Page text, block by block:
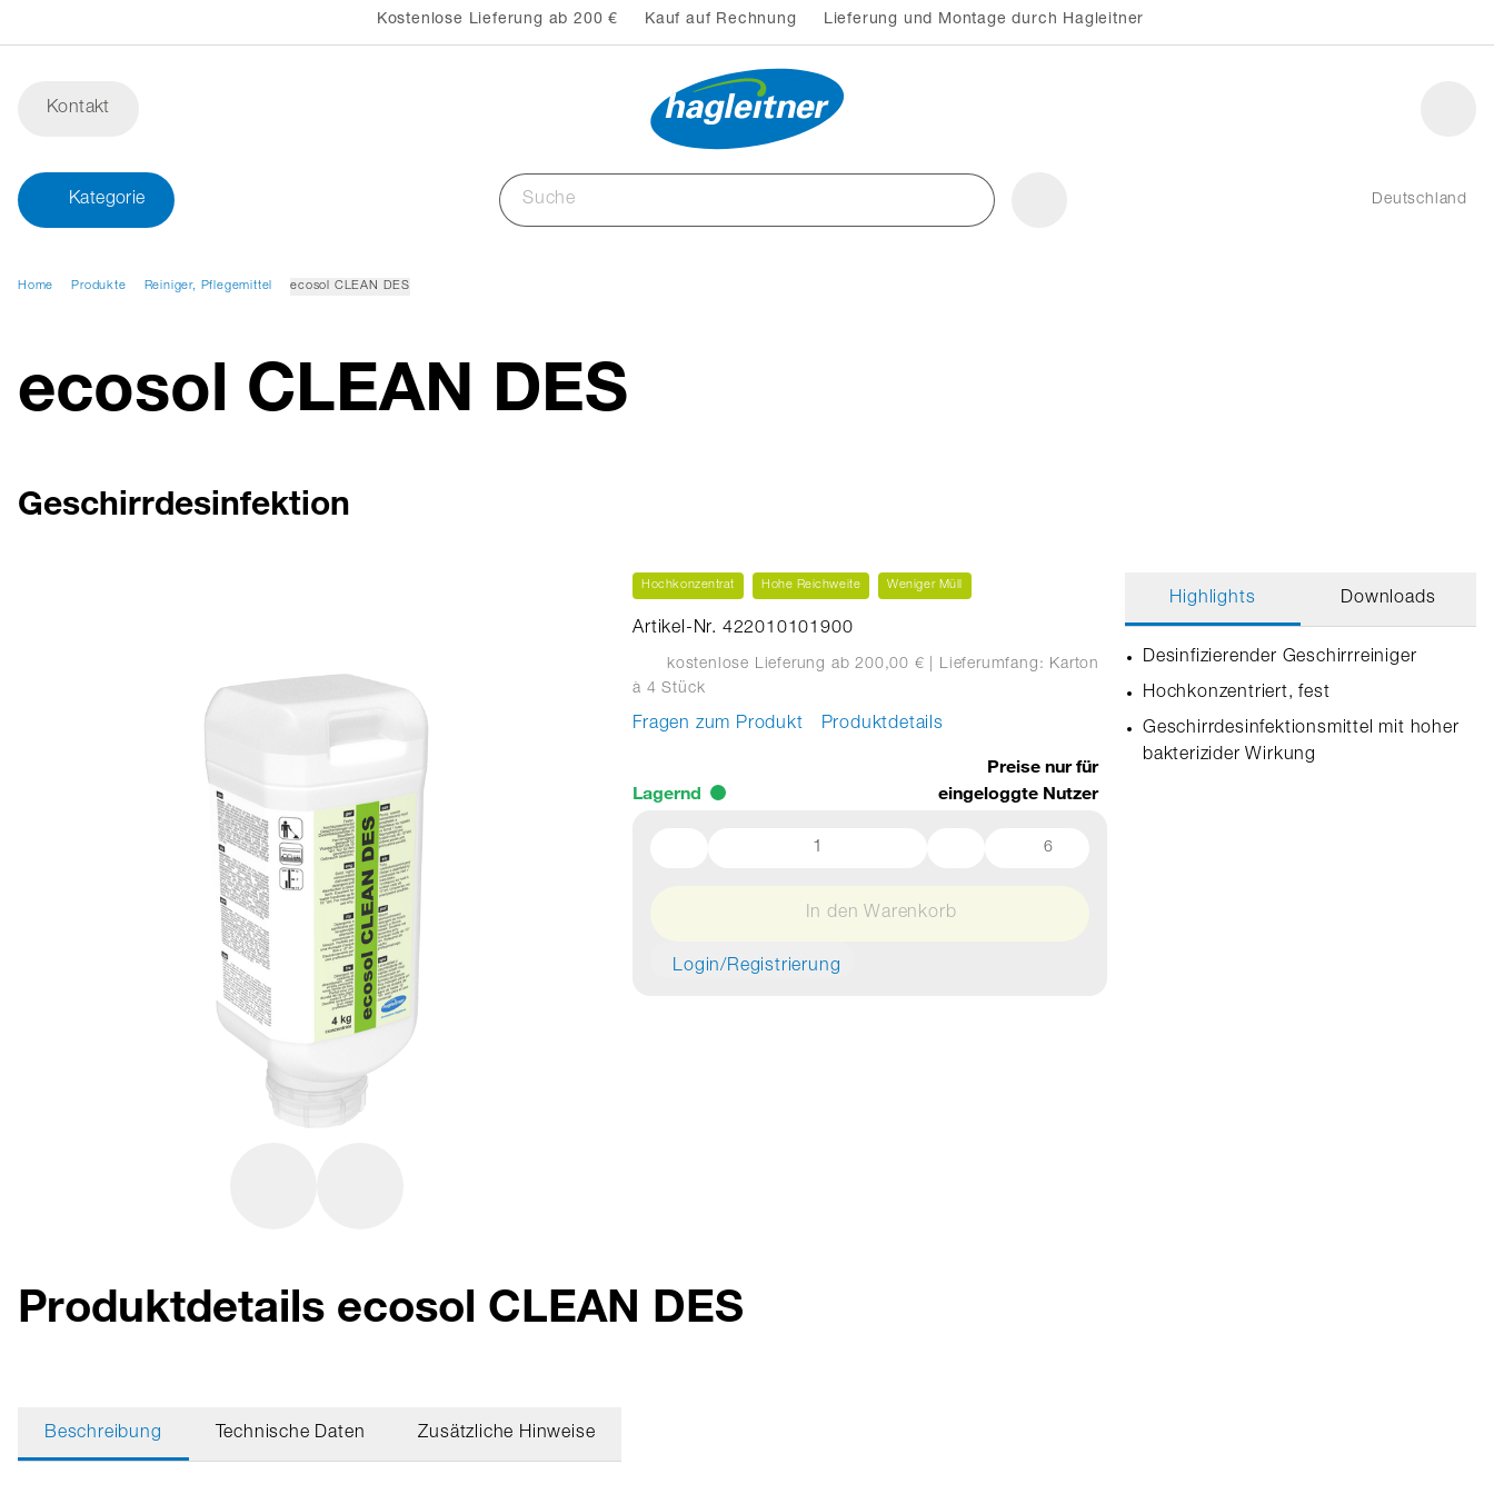
Kostenlose Lieferung ab 200 € Kauf auf Rechnung Lieferung und Montage durch Hagleitner
Kontakt
Kategorie Deutschland
Home Produkte Reiniger, Pflegemittel ecosol CLEAN DES
ecosol CLEAN DES
Geschirrdesinfektion
Hochkonzentrat Hohe Reichweite Weniger Müll
Artikel-Nr. 422010101900
kostenlose Lieferung ab 200,00 € | Lieferumfang: Karton
à 4 Stück
Fragen zum Produkt Produktdetails
Lagernd
Preise nur für
eingeloggte Nutzer
6
In den Warenkorb
Login/Registrierung
Highlights Downloads
Desinfizierender Geschirrreiniger
Hochkonzentriert, fest
Geschirrdesinfektionsmittel mit hoher
bakterizider Wirkung
Produktdetails ecosol CLEAN DES
Beschreibung Technische Daten Zusätzliche Hinweise